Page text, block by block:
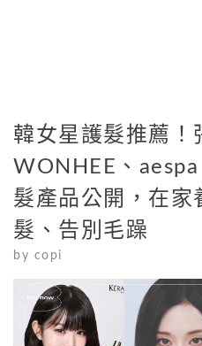
韓女星護髮推薦！
WONHEE、
髮產品公開，在家
髮、告別毛躁
by copi